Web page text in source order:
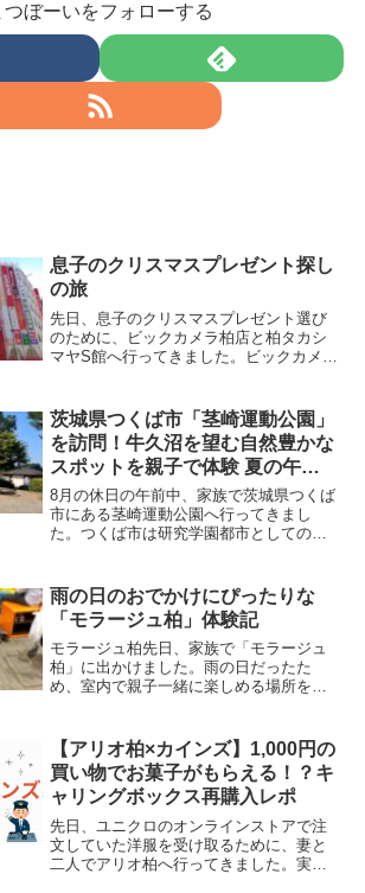
つぼーいをフォローする
息子のクリスマスプレゼント探し
の旅
先日、息子のクリスマスプレゼント選び
のために、ビックカメラ柏店と柏タカシ
マヤS館へ行ってきました。ビックカメラ
ろうやアンパンマン、トミカなどのさま
ざまなアイテムが並び、...
茨城県つくば市「茎崎運動公園」
を訪問！牛久沼を望む自然豊かな
スポットを親子で体験 夏の午前
中、公園巡りスタート
8月の休日の午前中、家族で茨城県つくば
市にある茎崎運動公園へ行ってきまし
た。つくば市は研究学園都市としてのイ
しても人気のエリアです。今回はその中
でも、牛久沼を望める絶景...
雨の日のおでかけにぴったりな
「モラージュ柏」体験記
モラージュ柏先日、家族で「モラージュ
柏」に出かけました。雨の日だったた
め、室内で親子一緒に楽しめる場所を探
あり、小さな子どもも退屈せずに過ごせ
る工夫がたくさんありました...
【アリオ柏×カインズ】1,000円の
買い物でお菓子がもらえる！？キ
ャリングボックス再購入レポ
先日、ユニクロのオンラインストアで注
文していた洋服を受け取るために、妻と
二人でアリオ柏へ行ってきました。実は